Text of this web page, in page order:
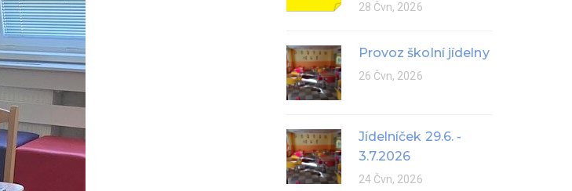
28 Čvn, 2026
Provoz školní jídelny
26 Čvn, 2026
Jídelníček 29.6. -
3.7.2026
24 Čvn, 2026